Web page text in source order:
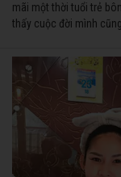
mãi một thời tuổi trẻ
thấy cuộc đời mình
ngược nhận được
diễn”.